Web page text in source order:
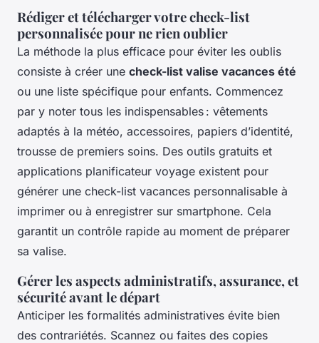
Rédiger et télécharger votre check-list
personnalisée pour ne rien oublier
La méthode la plus efficace pour éviter les oublis
consiste à créer une check-list valise vacances été
ou une liste spécifique pour enfants. Commencez
par y noter tous les indispensables : vêtements
adaptés à la météo, accessoires, papiers d’identité,
trousse de premiers soins. Des outils gratuits et
applications planificateur voyage existent pour
générer une check-list vacances personnalisable à
imprimer ou à enregistrer sur smartphone. Cela
garantit un contrôle rapide au moment de préparer
sa valise.
Gérer les aspects administratifs, assurance, et
sécurité avant le départ
Anticiper les formalités administratives évite bien
des contrariétés. Scannez ou faites des copies